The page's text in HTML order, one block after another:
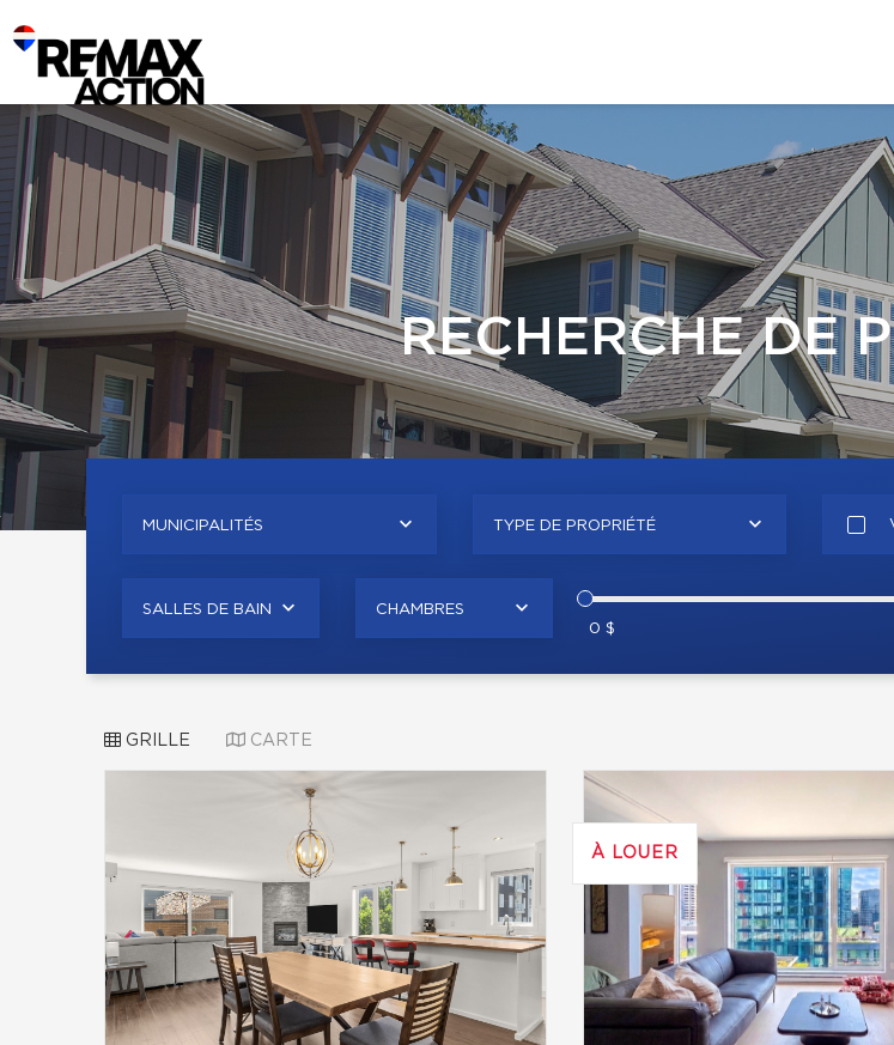
RECHERCHE DE
MUNICIPALITÉS TYPE DE PROPRIÉTÉ
SALLES DE BAIN
CHAMBRES
0 $
GRILLE CARTE
À LOUER